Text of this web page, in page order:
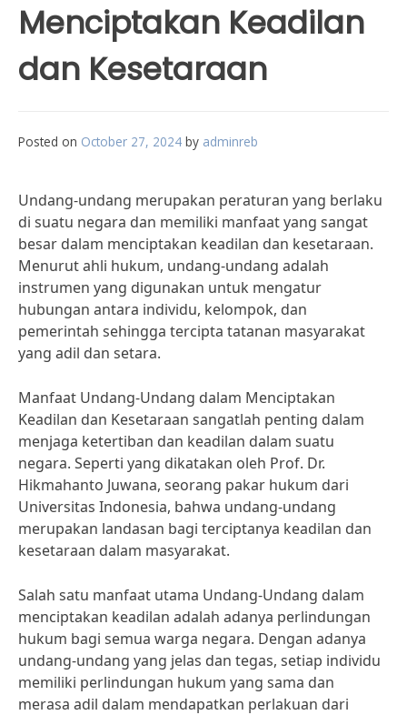
Menciptakan Keadilan
dan Kesetaraan
Posted on October 27, 2024 by adminreb
Undang-undang merupakan peraturan yang berlaku
di suatu negara dan memiliki manfaat yang sangat
besar dalam menciptakan keadilan dan kesetaraan.
Menurut ahli hukum, undang-undang adalah
instrumen yang digunakan untuk mengatur
hubungan antara individu, kelompok, dan
pemerintah sehingga tercipta tatanan masyarakat
yang adil dan setara.
Manfaat Undang-Undang dalam Menciptakan
Keadilan dan Kesetaraan sangatlah penting dalam
menjaga ketertiban dan keadilan dalam suatu
negara. Seperti yang dikatakan oleh Prof. Dr.
Hikmahanto Juwana, seorang pakar hukum dari
Universitas Indonesia, bahwa undang-undang
merupakan landasan bagi terciptanya keadilan dan
kesetaraan dalam masyarakat.
Salah satu manfaat utama Undang-Undang dalam
menciptakan keadilan adalah adanya perlindungan
hukum bagi semua warga negara. Dengan adanya
undang-undang yang jelas dan tegas, setiap individu
memiliki perlindungan hukum yang sama dan
merasa adil dalam mendapatkan perlakuan dari